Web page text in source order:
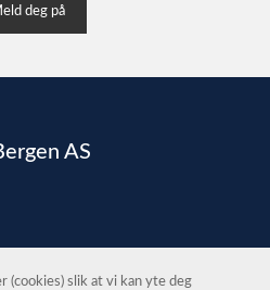
deg på
AS
(cookies) slik at vi kan yte deg